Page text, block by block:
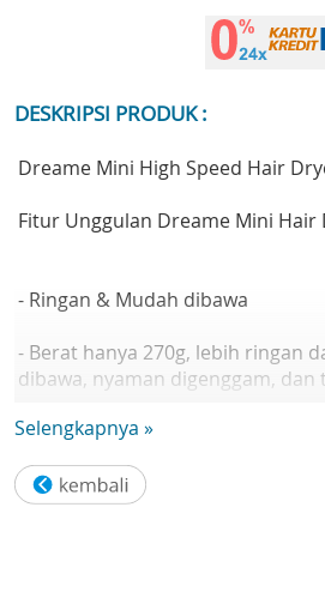
DESKRIPSI PRODUK :
Dreame Mini High Speed Hair
Fitur Unggulan Dreame Mini Hair
- Ringan & Mudah dibawa
- Berat hanya 270g, lebih ringan
dibawa, nyaman digenggam,
Lebih kecil dari ponsel, lebih
Selengkapnya »